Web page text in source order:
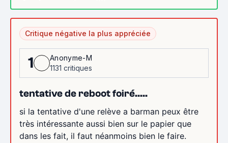
Critique négative la plus appréciée
1
Anonyme-M
1131 critiques
tentative de reboot foiré.....
si la tentative d'une relève a barman peux être
très intéressante aussi bien sur le papier que
dans les fait, il faut néanmoins bien le faire.